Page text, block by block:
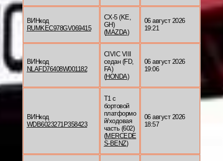
ВИНкод
RUMKEC978GV069415
CX-5 (KE,
GH)
(MAZDA)
06 август 2026
19:21
ВИНкод
NLAFD76408W001182
CIVIC VIII
седан (FD,
FA)
(HONDA)
06 август 2026
19:06
ВИНкод
WDB6023271P358423
T1 c
бортовой
платформо
й/ходовая
часть (602)
(MERCEDE
S-BENZ)
06 август 2026
18:57